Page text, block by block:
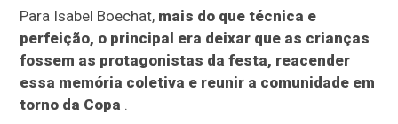
Para Isabel Boechat, mais do que técnica e
perfeição, o principal era deixar que as crianças
fossem as protagonistas da festa, reacender
essa memória coletiva e reunir a comunidade em
torno da Copa .